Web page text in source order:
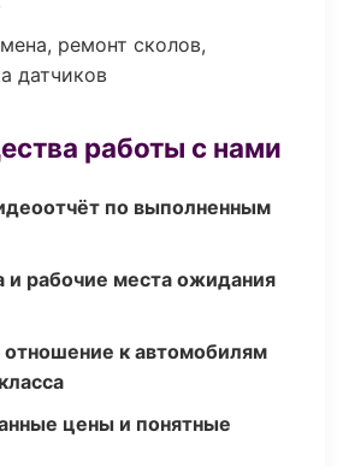
ремонт сколов,
датчиков
работы с нами
по выполненным
и рабочие места ожидания
к автомобилям
цены и понятные